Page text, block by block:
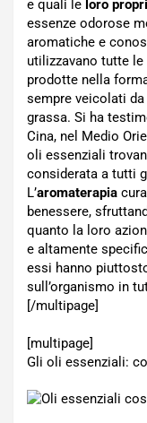
e quali le loro
essenze odorose
aromatiche e
utilizzavano tutte
prodotte nella
sempre veicolati
grassa. Si ha
Cina, nel Medio
oli essenziali
considerata a tutti
L’aromaterapia
benessere,
quanto la loro
e altamente
essi hanno
sull’organismo in
[/multipage]
[multipage]
Gli oli essenziali: